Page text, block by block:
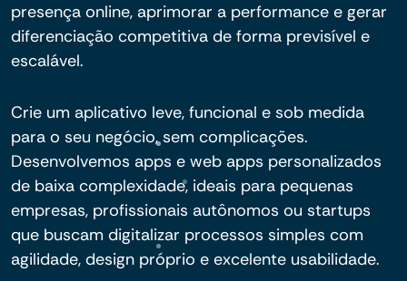
presença online, aprimorar a performance e gerar
diferenciação competitiva de forma previsível e
escalável.
Crie um aplicativo leve, funcional e sob medida
para o seu negócio, sem complicações.
Desenvolvemos apps e web apps personalizados
de baixa complexidade, ideais para pequenas
empresas, profissionais autônomos ou startups
que buscam digitalizar processos simples com
agilidade, design próprio e excelente usabilidade.